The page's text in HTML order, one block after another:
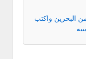
البحرين واكتب